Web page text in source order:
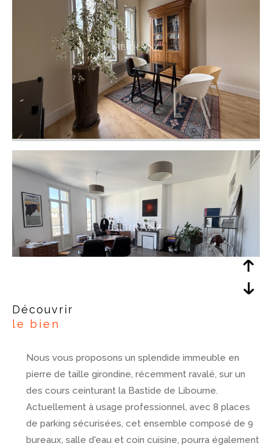
découvrir
le bien
Nous vous proposons un splendide immeuble en
pierre de taille girondine, récemment ravalé, sur un
des cours ceinturant la Bastide de Libourne.
Actuellement à usage professionnel, avec 8 places
de parking sécurisées, cet ensemble composé de 9
bureaux, salle d'eau et coin cuisine, pourra également